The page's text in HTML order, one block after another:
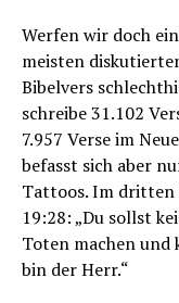
Werfen wir doch
meisten
Bibelvers
schreibe 31.102
7.957 Verse im
befasst sich aber
Tattoos. Im dritten
19:28: „Du sollst
Toten machen und
bin der Herr.“